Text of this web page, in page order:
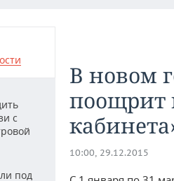
с
под
В новом
поощрит
10:00, 29.12.2015